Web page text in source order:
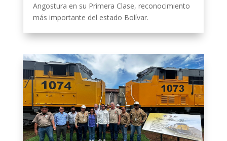
Angostura en su Primera Clase, reconocimiento
más importante del estado Bolívar.